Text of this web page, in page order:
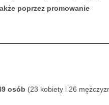
poprzez promowanie
osób (23 kobiety i 26